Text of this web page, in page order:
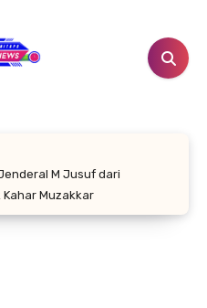
M Jusuf dari
Muzakkar